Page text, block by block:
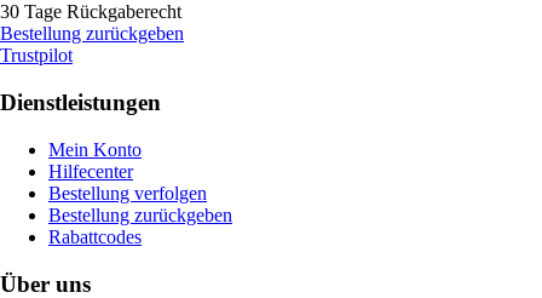
30 Tage Rückgaberecht
Bestellung zurückgeben
Trustpilot
Dienstleistungen
Mein Konto
Hilfecenter
Bestellung verfolgen
Bestellung zurückgeben
Rabattcodes
Über uns